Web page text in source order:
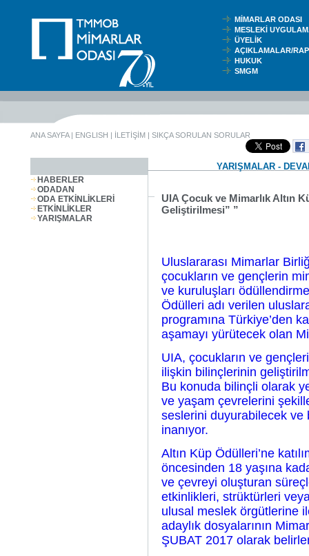
MİMARLAR ODASI
MESLEKİ
ÜYELİK
AÇIKLAMALAR/
HUKUK
SMGM
ANA SAYFA| ENGLISH | İLETİŞİM | SIKÇA SORULAN SORULAR
HABERLER
ODADAN
ODA ETKİNLİKLERİ
ETKİNLİKLER
YARIŞMALAR
YARIŞMALAR -
UIA Çocuk ve Mimarlık Altın
Geliştirilmesi” ”
Uluslararası Mimarlar
çocukların ve gençlerin
ve kuruluşları
Ödülleri adı verilen
programına Türkiye’den
aşamayı yürütecek olan
UIA, çocukların ve
ilişkin bilinçlerinin
Bu konuda bilinçli olarak
ve yaşam çevrelerini
seslerini duyurabilecek ve
inanıyor.
Altın Küp Ödülleri’ne
öncesinden 18 yaşına
ve çevreyi oluşturan
etkinlikleri, strüktürleri
ulusal meslek örgütlerine
adaylık dosyalarının
ŞUBAT 2017 olarak